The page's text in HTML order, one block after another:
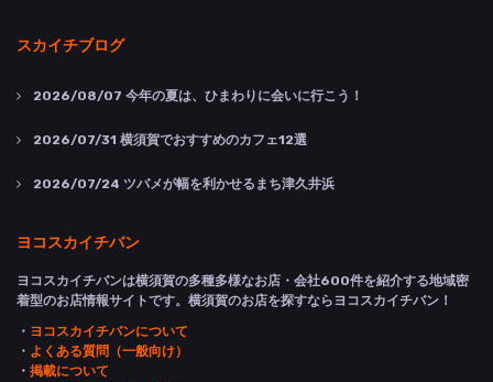
スカイチブログ
2026/08/07 今年の夏は、ひまわりに会いに行こう！
2026/07/31 横須賀でおすすめのカフェ12選
2026/07/24 ツバメが幅を利かせるまち津久井浜
ヨコスカイチバン
ヨコスカイチバンは横須賀の多種多様なお店・会社600件を紹介する地域密
着型のお店情報サイトです。横須賀のお店を探すならヨコスカイチバン！
・ ヨコスカイチバンについて
・ よくある質問（一般向け）
・ 掲載について